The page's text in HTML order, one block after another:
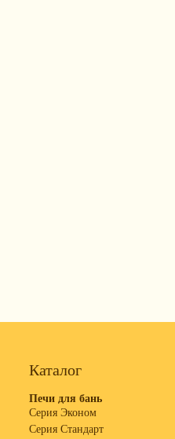
Каталог
Печи для бань
Серия Эконом
Серия Стандарт